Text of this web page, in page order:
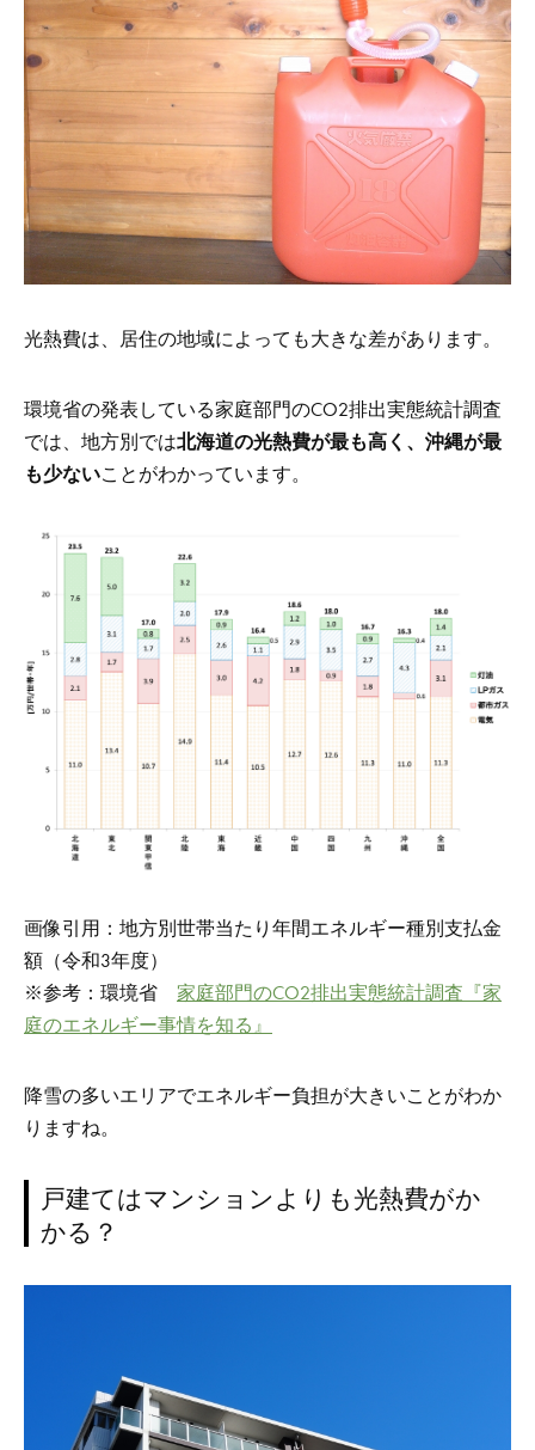
光熱費は、居住の地域によっても大きな差があります。
環境省の発表している家庭部門のCO2排出実態統計調査
では、地方別では北海道の光熱費が最も高く、沖縄が最
も少ないことがわかっています。
画像引用：地方別世帯当たり年間エネルギー種別支払金
額（令和3年度）
※参考：環境省 家庭部門のCO2排出実態統計調査『家
庭のエネルギー事情を知る』
降雪の多いエリアでエネルギー負担が大きいことがわか
りますね。
戸建てはマンションよりも光熱費がか
かる？